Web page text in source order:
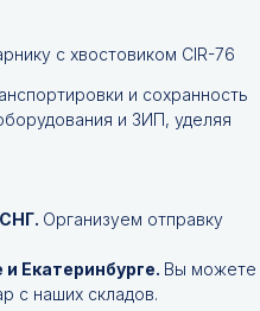
с хвостовиком CIR-76
и сохранность
и ЗИП, уделяя
Организуем отправку
Екатеринбурге. Вы можете
с наших складов.